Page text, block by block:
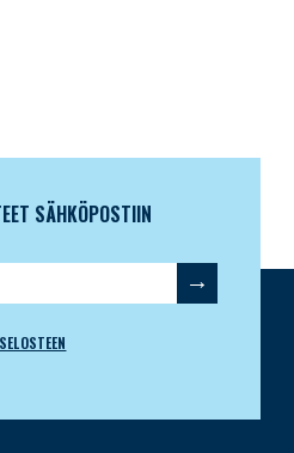
SÄHKÖPOSTIIN